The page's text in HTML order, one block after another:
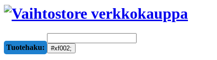
Tuotehaku: